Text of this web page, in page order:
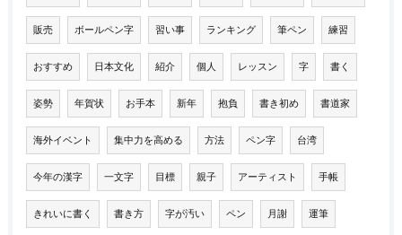
販売 ボールペン字 習い事 ランキング 筆ペン 練習
おすすめ 日本文化 紹介 個人 レッスン 字 書く
姿勢 年賀状 お手本 新年 抱負 書き初め 書道家
海外イベント 集中力を高める 方法 ペン字 台湾
今年の漢字 一文字 目標 親子 アーティスト 手帳
きれいに書く 書き方 字が汚い ペン 月謝 運筆